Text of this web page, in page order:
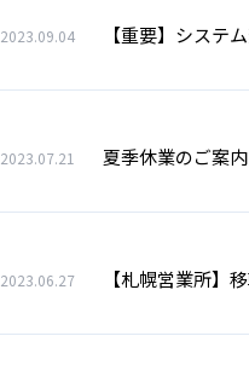
2023.09.04
2023.07.21 夏季休業のご案内
2023.06.27